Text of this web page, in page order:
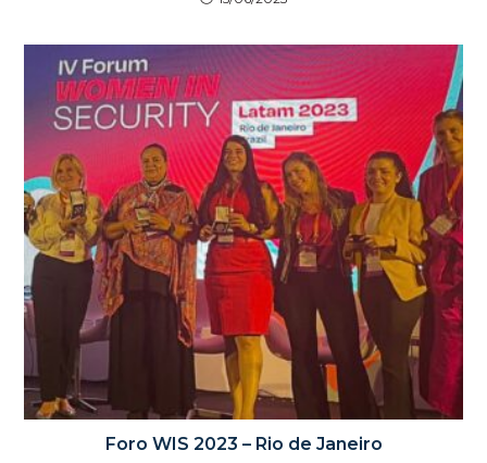
Foro WIS 2023 – Rio de Janeiro